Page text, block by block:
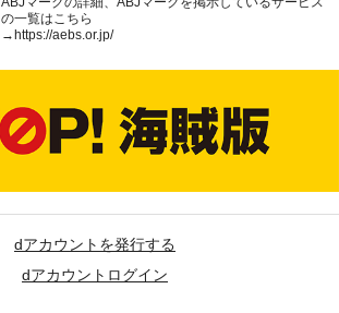
の一覧はこちら
→ https://aebs.or.jp/
dアカウントを発行する
dアカウントログイン